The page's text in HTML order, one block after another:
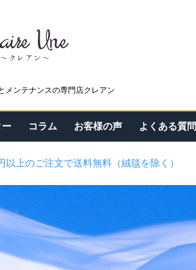
メンテナンスの専門店クレアン
コラム お客様の声 よくある質問
上のご注文で送料無料（絨毯を除く）